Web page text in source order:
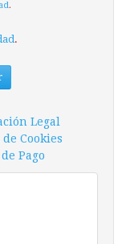
.
.
Legal
Cookies
Pago